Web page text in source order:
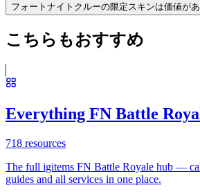
フォートナイトクルーの限定スキンは価値が
こちらもおすすめ
Everything FN Battle
718 resources
The full igitems FN Battle Royale hub —
guides and all services in one place.